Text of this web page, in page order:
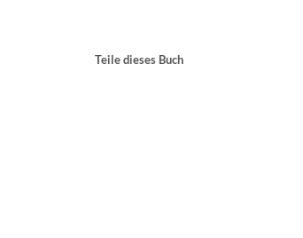
Teile dieses Buch